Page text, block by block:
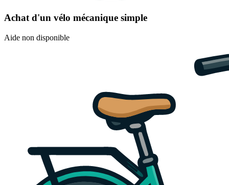
Achat d'un vélo mécanique simple
Aide non disponible